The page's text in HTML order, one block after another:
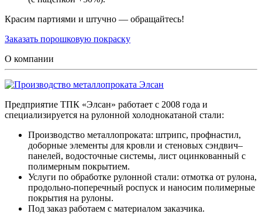
Красим партиями и штучно — обращайтесь!
Заказать порошковую покраску
О компании
Предприятие ТПК «Элсан» работает с 2008 года и
специализируется на рулонной холоднокатаной стали:
Производство металлопроката: штрипс, профнастил,
доборные элементы для кровли и стеновых сэндвич–
панелей, водосточные системы, лист оцинкованный с
полимерным покрытием.
Услуги по обработке рулонной стали: отмотка от рулона,
продольно-поперечный роспуск и наносим полимерные
покрытия на рулоны.
Под заказ работаем с материалом заказчика.